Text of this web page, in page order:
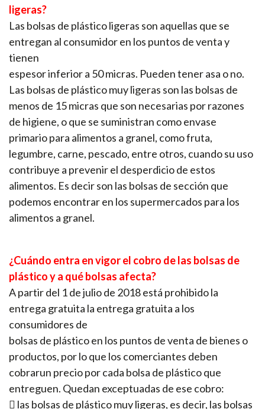
ligeras?
Las bolsas de plástico ligeras son aquellas que se
entregan al consumidor en los puntos de venta y
tienen
espesor inferior a 50 micras. Pueden tener asa o no.
Las bolsas de plástico muy ligeras son las bolsas de
menos de 15 micras que son necesarias por razones
de higiene, o que se suministran como envase
primario para alimentos a granel, como fruta,
legumbre, carne, pescado, entre otros, cuando su uso
contribuye a prevenir el desperdicio de estos
alimentos. Es decir son las bolsas de sección que
podemos encontrar en los supermercados para los
alimentos a granel.
¿Cuándo entra en vigor el cobro de las bolsas de
plástico y a qué bolsas afecta?
A partir del 1 de julio de 2018 está prohibido la
entrega gratuita la entrega gratuita a los
consumidores de
bolsas de plástico en los puntos de venta de bienes o
productos, por lo que los comerciantes deben
cobrarun precio por cada bolsa de plástico que
entreguen. Quedan exceptuadas de ese cobro:
 las bolsas de plástico muy ligeras, es decir, las bolsas